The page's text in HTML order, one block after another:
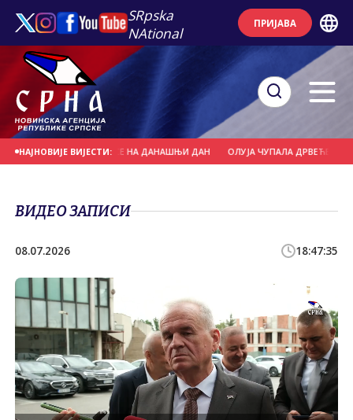
SRpska
NAtional
ПРИЈАВА
НАЈНОВИЈЕ ВИЈЕСТИ:
ДОГОДИЛО СЕ НА ДАНАШЊИ ДАН ОЛУЈА ЧУПАЛА ДРВЕЋЕ И
ВИДЕО ЗАПИСИ
08.07.2026 18:47:35